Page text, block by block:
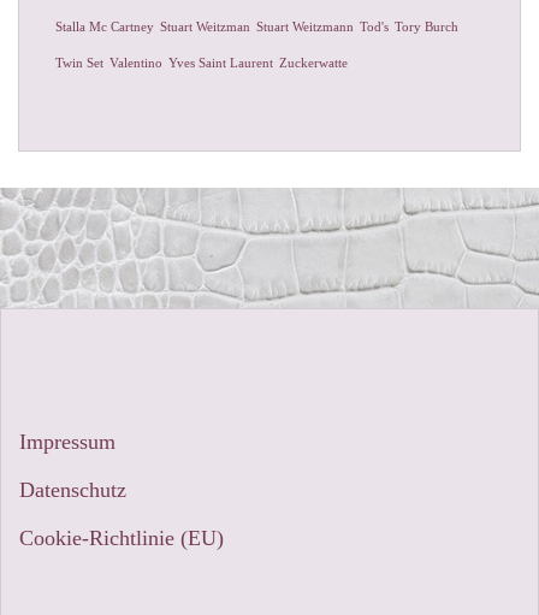
Stalla Mc Cartney Stuart Weitzman Stuart Weitzmann Tod's Tory Burch
Twin Set Valentino Yves Saint Laurent Zuckerwatte
Impressum
Datenschutz
Cookie-Richtlinie (EU)